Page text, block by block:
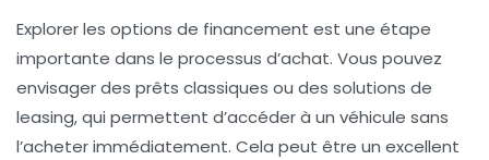
Explorer les options de financement est une étape
importante dans le processus d’achat. Vous pouvez
envisager des prêts classiques ou des solutions de
leasing, qui permettent d’accéder à un véhicule sans
l’acheter immédiatement. Cela peut être un excellent